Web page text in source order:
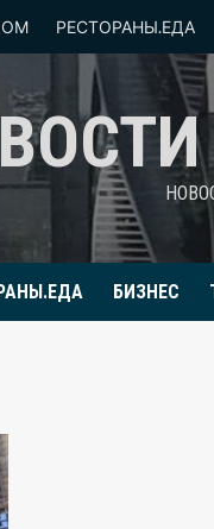
РЕСТОРАНЫ.ЕДА
БИЗНЕС